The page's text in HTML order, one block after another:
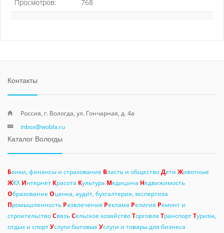
Просмотров:
768
Контакты
Россия, г. Вологда, ул. Гончарная, д. 4а
inbox@wobla.ru
Каталог Вологды
Банки, финансы и страхование Власть и обществоДети Животные
ЖКХ Интернет Красота Культура Медицина Недвижимость
Образование Оценка, аудит, бухгалтерия, экспертиза
Промышленность Развлечения Реклама Религия Ремонт и
строительствоСвязьСельское хозяйствоТорговля ТранспортТуризм,
отдых и спортУслуги бытовые Услуги и товары для бизнеса